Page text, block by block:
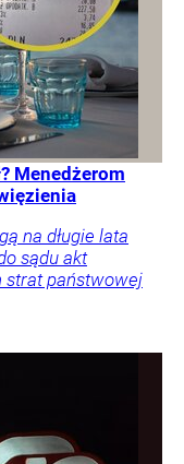
Menedżerom
na długie lata
sądu akt
strat państwowej